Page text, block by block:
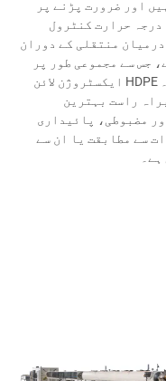
اور ضرورت پڑنے پر
حرارت کنٹرول
منتقلی کے دوران
جس سے مجموعی طور پر
پیداواری کارکردگی میں بہتری آتی ہے۔ HDPE ایکسٹروژن لائن
راست بہترین
مضبوطی، پائیداری
سے مطابقت یا ان سے